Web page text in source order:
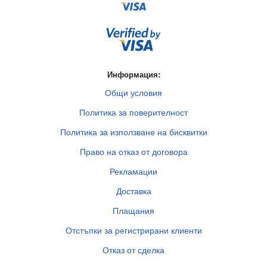
Информация:
Общи условия
Политика за поверителност
Политика за използване на бисквитки
Право на отказ от договора
Рекламации
Доставка
Плащания
Отстъпки за регистрирани клиенти
Отказ от сделка